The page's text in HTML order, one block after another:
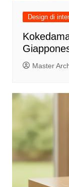
Design di
Master